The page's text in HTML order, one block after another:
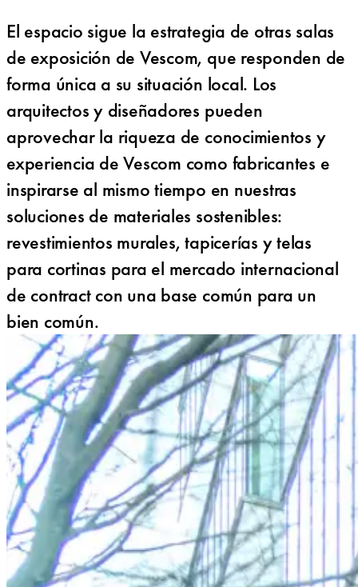
El espacio sigue la estrategia de otras salas
de exposición de Vescom, que responden de
forma única a su situación local. Los
arquitectos y diseñadores pueden
aprovechar la riqueza de conocimientos y
experiencia de Vescom como fabricantes e
inspirarse al mismo tiempo en nuestras
soluciones de materiales sostenibles:
revestimientos murales, tapicerías y telas
para cortinas para el mercado internacional
de contract con una base común para un
bien común.